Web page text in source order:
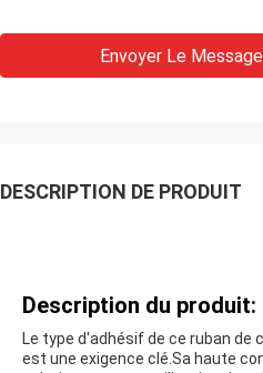
Envoyer Le Message
DESCRIPTION DE PRODUIT
Description du produit:
Le type d'adhésif de ce ruban
est une exigence clé.Sa haute